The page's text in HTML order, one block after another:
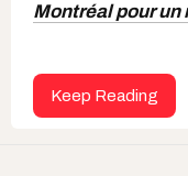
Montréal pour
Keep Reading